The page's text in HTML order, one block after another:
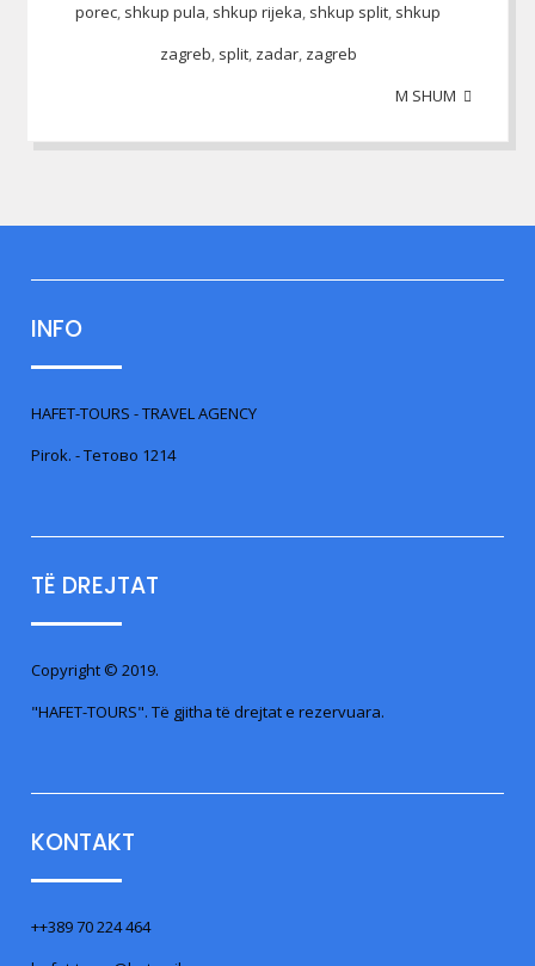
porec, shkup pula, shkup rijeka, shkup split, shkup
zagreb, split, zadar, zagreb
M SHUM
INFO
HAFET-TOURS - TRAVEL AGENCY
Pirok. - Тетово 1214
TË DREJTAT
Copyright © 2019.
"HAFET-TOURS". Të gjitha të drejtat e rezervuara.
KONTAKT
++389 70 224 464